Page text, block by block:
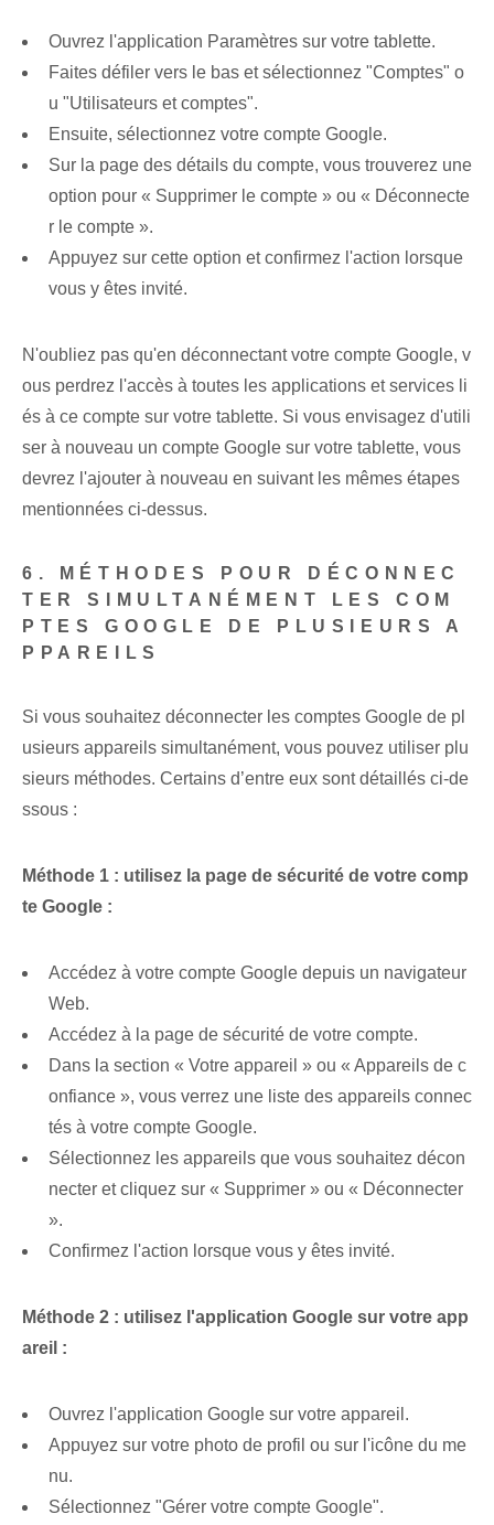
Ouvrez l'application Paramètres sur votre tablette.
Faites défiler vers le bas et sélectionnez "Comptes" o
u "Utilisateurs et comptes".
Ensuite, sélectionnez votre compte Google.
Sur la page des détails du compte, vous trouverez une
option pour « Supprimer le compte » ou « Déconnecte
r le compte ».
Appuyez sur cette option et confirmez l'action lorsque
vous y êtes invité.
N'oubliez pas qu'en déconnectant votre compte Google, v
ous perdrez l'accès à toutes les applications et services li
és à ce compte sur votre tablette. Si vous envisagez d'utili
ser à nouveau un compte Google sur votre tablette, vous
devrez l'ajouter à nouveau en suivant les mêmes étapes
mentionnées ci-dessus.
6. MÉTHODES POUR DÉCONNEC
TER SIMULTANÉMENT LES COM
PTES GOOGLE DE PLUSIEURS A
PPAREILS
Si vous souhaitez déconnecter les comptes Google de pl
usieurs appareils simultanément, vous pouvez utiliser plu
sieurs méthodes. Certains d’entre eux sont détaillés ci-de
ssous :
Méthode 1 : utilisez la page de sécurité de votre comp
te Google :
Accédez à votre compte Google depuis un navigateur
Web.
Accédez à la page de sécurité de votre compte.
Dans la section « Votre appareil » ou « Appareils de c
onfiance », vous verrez une liste des appareils connec
tés à votre compte Google.
Sélectionnez les appareils que vous souhaitez décon
necter et cliquez sur « Supprimer » ou « Déconnecter
».
Confirmez l'action lorsque vous y êtes invité.
Méthode 2 : utilisez l'application Google sur votre app
areil :
Ouvrez l'application Google sur votre appareil.
Appuyez sur votre photo de profil ou sur l'icône du me
nu.
Sélectionnez "Gérer votre compte Google".